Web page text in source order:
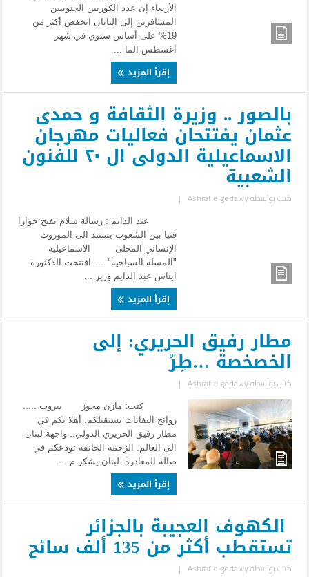
الأربعاء إن عدد الكوريين الجنوبيين
المسافرين إلى اليابان انخفض أكثر من
19% على أساس سنوي في شهر
أغسطس الما ...
إقرأ المزيد
بالصور .. وزيرة الثقافة و حمدى
عثمان يفتتحان فعاليات مهرجان
الاسماعيلية الدولى ال ٢٠ للفنون
الشعبية
كتب بواسطةAshraf elgedawy
|
عبد الدايم : رسالة سلام تفتح حوارا
فنيا بين الشعوب يستند الى الموروث
الإنساني المحلى الاسماعيلية
"المسلة السياحية" .... افتتحت الدكتورة
ايناس عبد الدايم وزير ...
إقرأ المزيد
مطار رفيق الحريري: إلى
الخصخصة …طِرّ
كتب بواسطةAshraf elgedawy
|
كتب: مازن مجوز بيروت .....
روائح النفايات تستقبلكم، أهلا بكم في
مطار رفيق الحريري الدولي.. واجهة لبنان
الى العالم. الزحمة الخانقة تودعكم في
صالة المغادرة. لبنان يشكر م ...
إقرأ المزيد
الكهوف العجيبة بالجزائر
تستقطب أكثر من 135 ألف سائح
كتب بواسطةAshraf elgedawy
|